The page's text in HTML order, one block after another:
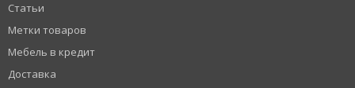
Статьи
Метки товаров
Мебель в кредит
Доставка